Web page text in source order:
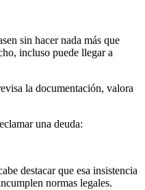
sin hacer nada más que
incluso puede llegar a
la documentación, valora
una deuda:
destacar que esa insistencia
normas legales.